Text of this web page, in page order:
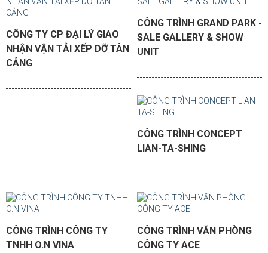
CÔNG TY CP ĐẠI LÝ GIAO
NHẬN VẬN TẢI XẾP DỠ TÂN
CẢNG
CÔNG TRÌNH GRAND PARK -
SALE GALLERY & SHOW
UNIT
CÔNG TRÌNH CONCEPT
LIAN-TA-SHING
CÔNG TRÌNH CÔNG TY
TNHH O.N VINA
CÔNG TRÌNH VĂN PHÒNG
CÔNG TY ACE